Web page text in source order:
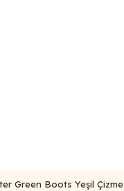
Green Boots Yeşil Çizme